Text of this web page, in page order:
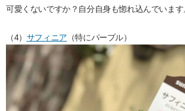
可愛くないですか？自分自身も惚れ込んでいます
（4） サフィニア （特にパープル）